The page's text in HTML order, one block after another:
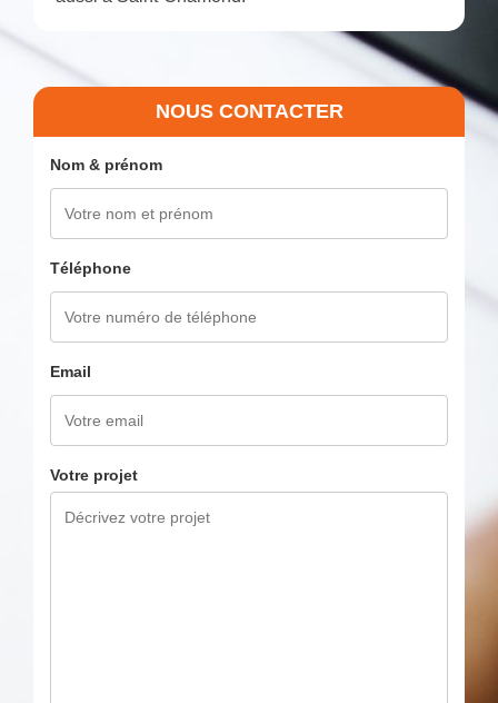
NOUS CONTACTER
Nom & prénom
Téléphone
Email
Votre projet